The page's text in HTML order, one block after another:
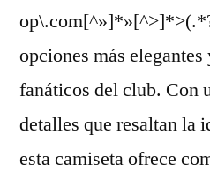
opciones más
fanáticos del club. Con
detalles que resaltan la
esta camiseta ofrece